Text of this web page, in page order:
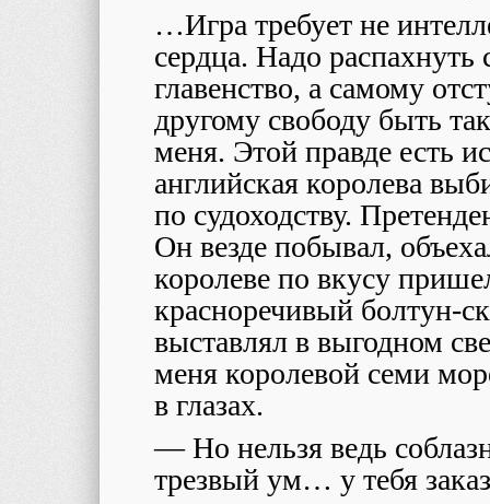
…Игра требует не
сердца. Надо распахнуть
главенство, а самому
другому свободу быть
меня. Этой правде есть
английская королева
по судоходству.
Он везде побывал,
королеве по вкусу
красноречивый болтун-
выставлял в выгодном
меня королевой семи
в глазах.
— Но нельзя ведь
трезвый ум… у тебя